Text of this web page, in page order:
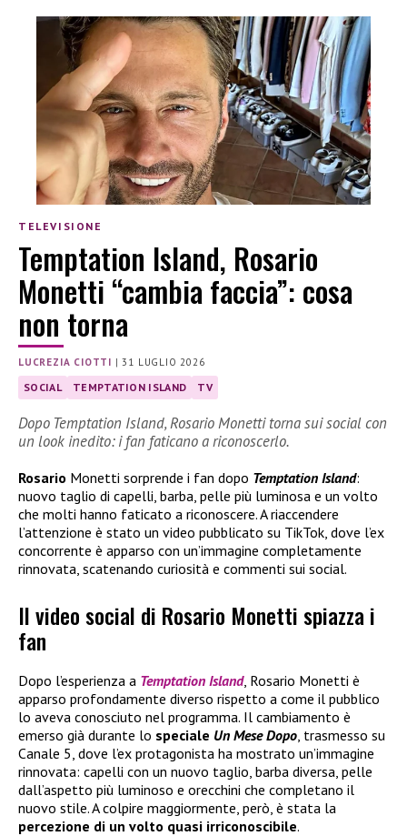
TELEVISIONE
Temptation Island, Rosario
Monetti “cambia faccia”: cosa
non torna
LUCREZIA CIOTTI |31 LUGLIO 2026
SOCIAL TEMPTATION ISLAND TV
Dopo Temptation Island, Rosario Monetti torna sui social con
un look inedito: i fan faticano a riconoscerlo.
Rosario Monetti sorprende i fan dopo Temptation Island:
nuovo taglio di capelli, barba, pelle più luminosa e un volto
che molti hanno faticato a riconoscere. A riaccendere
l’attenzione è stato un video pubblicato su TikTok, dove l’ex
concorrente è apparso con un’immagine completamente
rinnovata, scatenando curiosità e commenti sui social.
Il video social di Rosario Monetti spiazza i
fan
Dopo l’esperienza a Temptation Island, Rosario Monetti è
apparso profondamente diverso rispetto a come il pubblico
lo aveva conosciuto nel programma. Il cambiamento è
emerso già durante lo speciale Un Mese Dopo , trasmesso su
Canale 5, dove l’ex protagonista ha mostrato un’immagine
rinnovata: capelli con un nuovo taglio, barba diversa, pelle
dall’aspetto più luminoso e orecchini che completano il
nuovo stile. A colpire maggiormente, però, è stata la
percezione di un volto quasi irriconoscibile.